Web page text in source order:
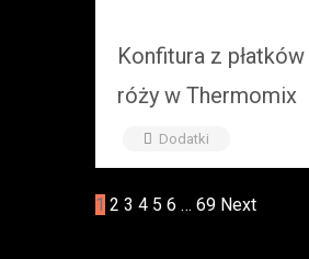
Konfitura z płatków
róży w Thermomix
Dodatki
Stronicowanie
1 2 3 4 5 6 … 69 Next